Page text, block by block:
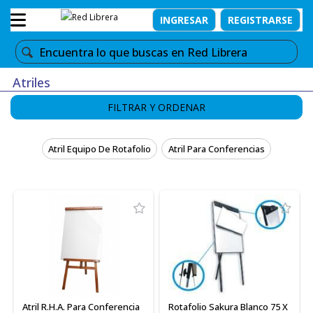
INGRESAR REGISTRARSE
Atriles
FILTRAR Y ORDENAR
Atril Equipo De Rotafolio Atril Para Conferencias
Atril R.H.A. Para Conferencia
Rotafolio Sakura Blanco 75 X